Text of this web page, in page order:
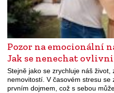
Pozor na emocionální
Jak se nenechat
Stejně jako se zrychluje náš život,
nemovitostí. V časovém stresu
prvním dojmem, což s sebou